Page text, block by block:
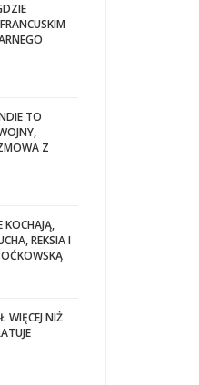
TO
Z
KOCHAJĄ,
REKSIA I
WIĘCEJ NIŻ